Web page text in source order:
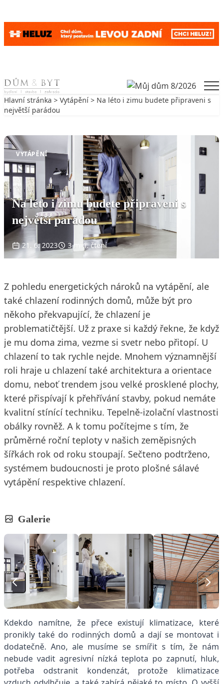
Skip to content
Hlavní stránka > Vytápění > Na léto i zimu budete připraveni s
největší parádou
VYTÁPĚNÍ
Na léto i zimu budete připraveni s
největší parádou
21. 6. 2023 3 min. čtení
Z pohledu energetických nároků na vytápění, ale
také chlazení rodinných domů, může být pro
někoho překvapující, že chlazení je
problematičtější. Už z praxe si každý řekne, že když
je mu doma zima, vezme si svetr nebo přitopí. U
chlazení to tak rychle nejde. Mnohem významnější
roli hraje u chlazení také architektura a orientace
domu, neboť trendem jsou velké prosklené plochy,
které přispívají k přehřívání stavby, pokud nemáte
kvalitní stínící techniku. Tepelně-izolační vlastnosti
obálky rovněž. A k tomu počítejme s tím, že
průměrné roční teploty v našich zeměpisných
šířkách rok od roku stoupají. Sečteno podtrženo,
systémem budoucnosti je proto plošné sálavé
vytápění respektive chlazení.
Galerie
Kdekdo namítne, že přece existují klimatizace, které
pronikly také do rodinných domů a dají se montovat i
dodatečně. Ano, ale musíme se smířit s tím, že nám
nebude vadit agresivní nízká teplota po zapnutí, hluk,
potřeba odstranit kondenzát, protože klimatizace